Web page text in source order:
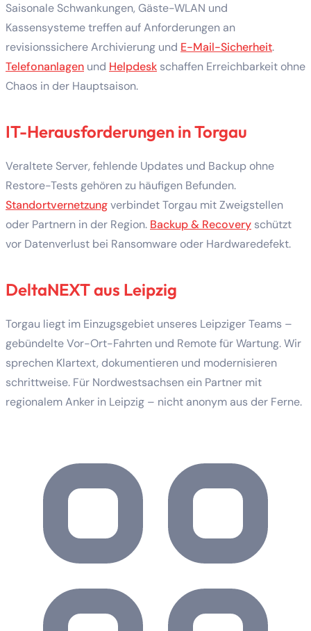
Saisonale Schwankungen, Gäste-WLAN und
Kassensysteme treffen auf Anforderungen an
revisionssichere Archivierung und E-Mail-Sicherheit.
Telefonanlagen und Helpdesk schaffen Erreichbarkeit ohne
Chaos in der Hauptsaison.
IT-Herausforderungen in Torgau
Veraltete Server, fehlende Updates und Backup ohne
Restore-Tests gehören zu häufigen Befunden.
Standortvernetzungverbindet Torgau mit Zweigstellen
oder Partnern in der Region. Backup & Recovery schützt
vor Datenverlust bei Ransomware oder Hardwaredefekt.
DeltaNEXT aus Leipzig
Torgau liegt im Einzugsgebiet unseres Leipziger Teams –
gebündelte Vor-Ort-Fahrten und Remote für Wartung. Wir
sprechen Klartext, dokumentieren und modernisieren
schrittweise. Für Nordwestsachsen ein Partner mit
regionalem Anker in Leipzig – nicht anonym aus der Ferne.